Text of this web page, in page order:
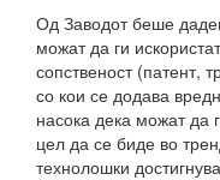
Од Заводот беше
можат да ги
сопственост (патент,
со кои се додава
насока дека можат да
цел да се биде во
технолошки